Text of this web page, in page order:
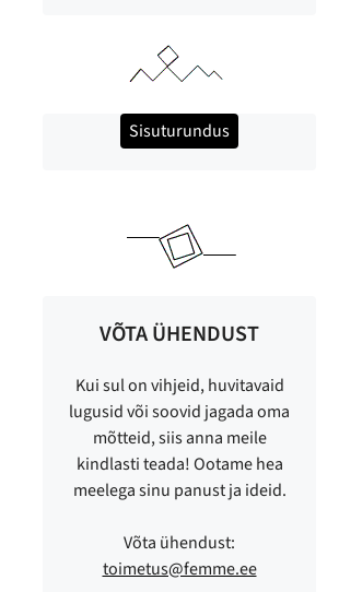
Sisuturundus
VÕTA ÜHENDUST
Kui sul on vihjeid, huvitavaid
lugusid või soovid jagada oma
mõtteid, siis anna meile
kindlasti teada! Ootame hea
meelega sinu panust ja ideid.
Võta ühendust:
toimetus@femme.ee